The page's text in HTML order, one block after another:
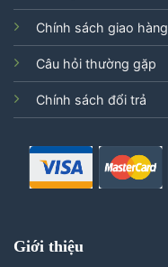
Chính sách giao hàng
Câu hỏi thường gặp
Chính sách đổi trả
Giới thiệu